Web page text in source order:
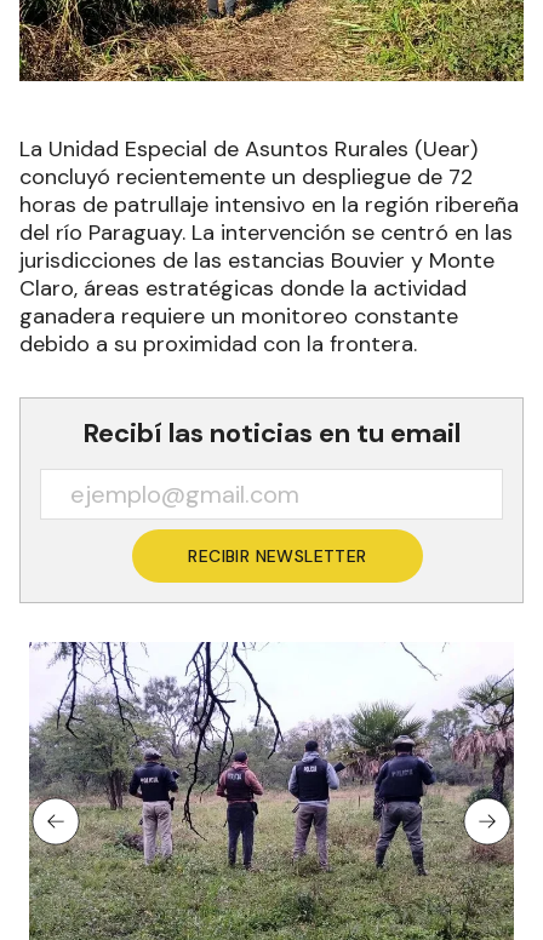
La Unidad Especial de Asuntos Rurales (Uear)
concluyó recientemente un despliegue de 72
horas de patrullaje intensivo en la región ribereña
del río Paraguay. La intervención se centró en las
jurisdicciones de las estancias Bouvier y Monte
Claro, áreas estratégicas donde la actividad
ganadera requiere un monitoreo constante
debido a su proximidad con la frontera.
Recibí las noticias en tu email
RECIBIR NEWSLETTER